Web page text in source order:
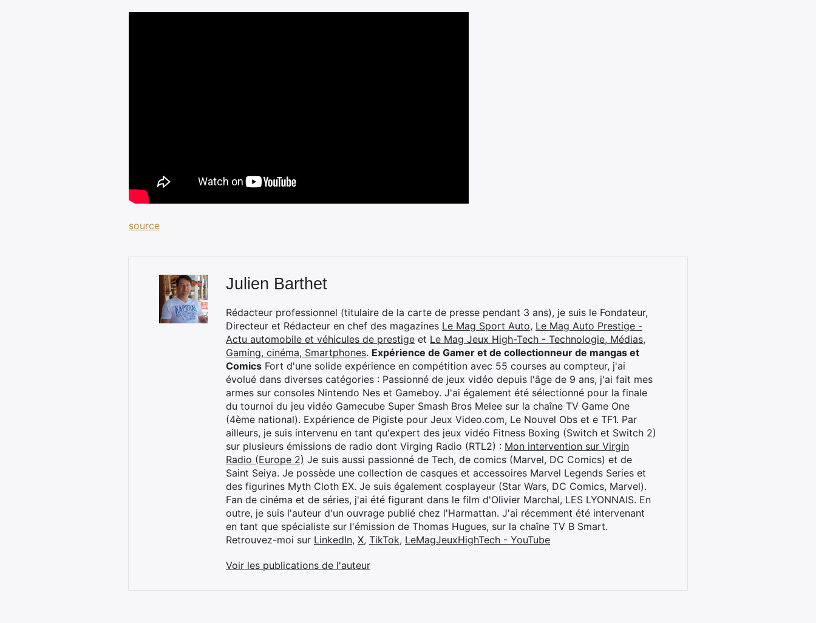
source
Julien Barthet
Rédacteur professionnel (titulaire de la carte de presse pendant 3 ans), je suis le Fondateur,
Directeur et Rédacteur en chef des magazines Le Mag Sport Auto, Le Mag Auto Prestige -
Actu automobile et véhicules de prestige et Le Mag Jeux High-Tech - Technologie, Médias,
Gaming, cinéma, Smartphones. Expérience de Gamer et de collectionneur de mangas et
Comics Fort d'une solide expérience en compétition avec 55 courses au compteur, j'ai
évolué dans diverses catégories : Passionné de jeux vidéo depuis l'âge de 9 ans, j'ai fait mes
armes sur consoles Nintendo Nes et Gameboy. J'ai également été sélectionné pour la finale
du tournoi du jeu vidéo Gamecube Super Smash Bros Melee sur la chaîne TV Game One
(4ème national). Expérience de Pigiste pour Jeux Video.com, Le Nouvel Obs et e TF1. Par
ailleurs, je suis intervenu en tant qu'expert des jeux vidéo Fitness Boxing (Switch et Switch 2)
sur plusieurs émissions de radio dont Virging Radio (RTL2) : Mon intervention sur Virgin
Radio (Europe 2) Je suis aussi passionné de Tech, de comics (Marvel, DC Comics) et de
Saint Seiya. Je possède une collection de casques et accessoires Marvel Legends Series et
des figurines Myth Cloth EX. Je suis également cosplayeur (Star Wars, DC Comics, Marvel).
Fan de cinéma et de séries, j'ai été figurant dans le film d'Olivier Marchal, LES LYONNAIS. En
outre, je suis l'auteur d'un ouvrage publié chez l'Harmattan. J'ai récemment été intervenant
en tant que spécialiste sur l'émission de Thomas Hugues, sur la chaîne TV B Smart.
Retrouvez-moi sur LinkedIn, X, TikTok, LeMagJeuxHighTech - YouTube
Voir les publications de l'auteur